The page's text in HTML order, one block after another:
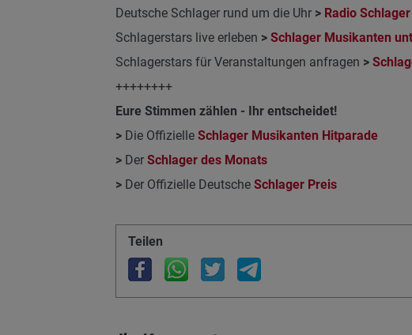
Deutsche Schlager rund um die Uhr > Radio
Schlagerstars live erleben > Schlager Musikanten
Schlagerstars für Veranstaltungen anfragen >
++++++++
Eure Stimmen zählen - Ihr entscheidet!
>Die Offizielle Schlager Musikanten Hitparade
>Der Schlager des Monats
>Der Offizielle Deutsche Schlager Preis
Teilen